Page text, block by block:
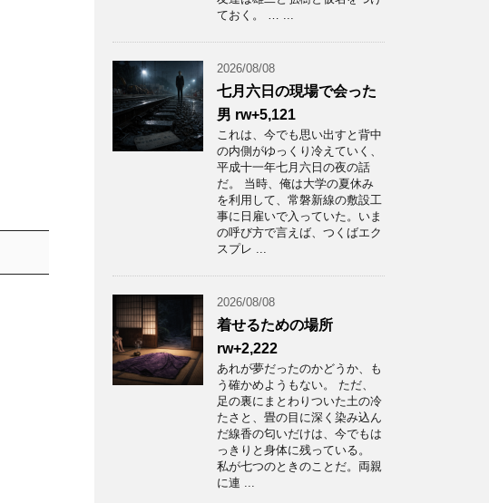
ておく。 … ...
2026/08/08
七月六日の現場で会った
男 rw+5,121
これは、今でも思い出すと背中
の内側がゆっくり冷えていく、
平成十一年七月六日の夜の話
だ。 当時、俺は大学の夏休み
を利用して、常磐新線の敷設工
事に日雇いで入っていた。いま
の呼び方で言えば、つくばエク
スプレ ...
2026/08/08
着せるための場所
rw+2,222
あれが夢だったのかどうか、も
う確かめようもない。 ただ、
足の裏にまとわりついた土の冷
たさと、畳の目に深く染み込ん
だ線香の匂いだけは、今でもは
っきりと身体に残っている。
私が七つのときのことだ。両親
に連 ...